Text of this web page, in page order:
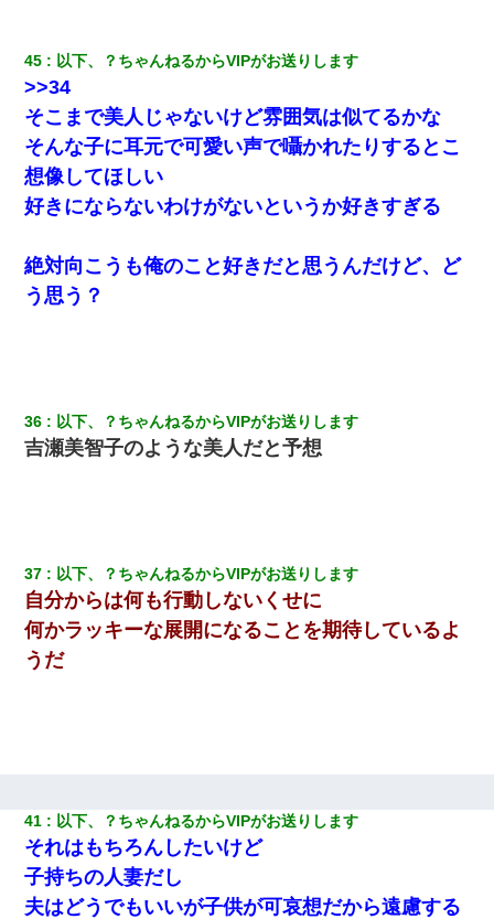
45 以下、？ちゃんねるからVIPがお送りします
>>34
そこまで美人じゃないけど雰囲気は似てるかな
そんな子に耳元で可愛い声で囁かれたりするとこ
想像してほしい
好きにならないわけがないというか好きすぎる
絶対向こうも俺のこと好きだと思うんだけど、ど
う思う？
36 以下、？ちゃんねるからVIPがお送りします
吉瀬美智子のような美人だと予想
37 以下、？ちゃんねるからVIPがお送りします
自分からは何も行動しないくせに
何かラッキーな展開になることを期待しているよ
うだ
41 以下、？ちゃんねるからVIPがお送りします
それはもちろんしたいけど
子持ちの人妻だし
夫はどうでもいいが子供が可哀想だから遠慮する